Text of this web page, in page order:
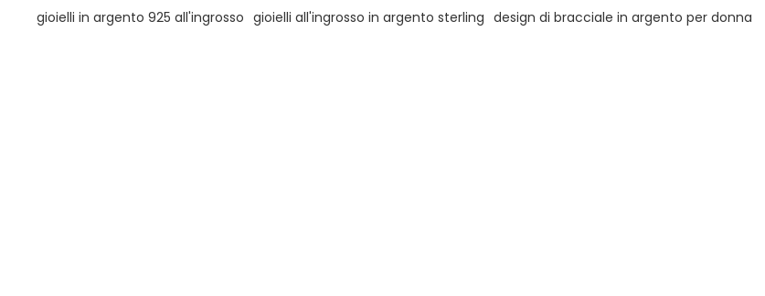
gioielli in argento 925 all'ingrosso gioielli all'ingrosso in argento sterling design di bracciale in argento per donna